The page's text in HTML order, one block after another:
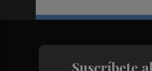
Suscríbete